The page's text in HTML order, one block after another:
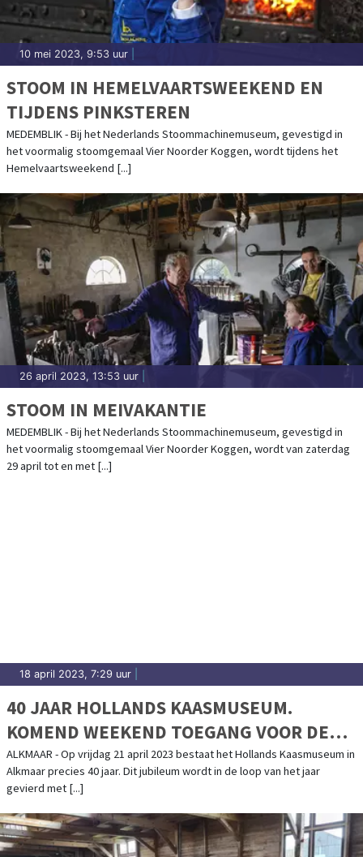
10 mei 2023, 9:53 uur
STOOM IN HEMELVAARTSWEEKEND EN
TIJDENS PINKSTEREN
MEDEMBLIK - Bij het Nederlands Stoommachinemuseum, gevestigd in
het voormalig stoomgemaal Vier Noorder Koggen, wordt tijdens het
Hemelvaartsweekend [...]
26 april 2023, 13:53 uur
STOOM IN MEIVAKANTIE
MEDEMBLIK - Bij het Nederlands Stoommachinemuseum, gevestigd in
het voormalig stoomgemaal Vier Noorder Koggen, wordt van zaterdag
29 april tot en met [...]
18 april 2023, 7:29 uur
40 JAAR HOLLANDS KAASMUSEUM.
KOMEND WEEKEND TOEGANG VOOR DE
PRIJZEN VAN 1983
ALKMAAR - Op vrijdag 21 april 2023 bestaat het Hollands Kaasmuseum in
Alkmaar precies 40 jaar. Dit jubileum wordt in de loop van het jaar
gevierd met [...]